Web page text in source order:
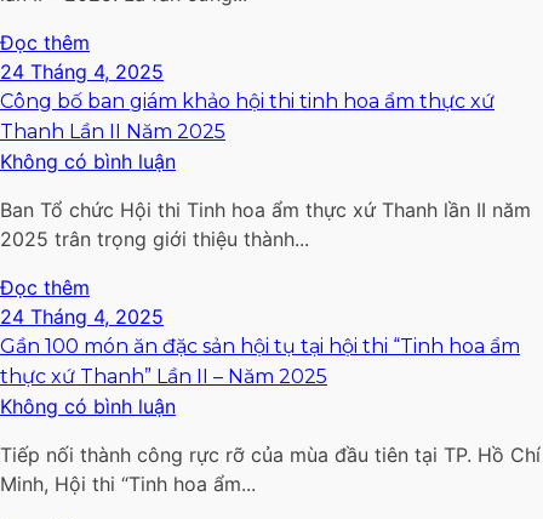
Đọc thêm
24 Tháng 4, 2025
Công bố ban giám khảo hội thi tinh hoa ẩm thực xứ
Thanh Lần II Năm 2025
Không có bình luận
Ban Tổ chức Hội thi Tinh hoa ẩm thực xứ Thanh lần II năm
2025 trân trọng giới thiệu thành...
Đọc thêm
24 Tháng 4, 2025
Gần 100 món ăn đặc sản hội tụ tại hội thi “Tinh hoa ẩm
thực xứ Thanh” Lần II – Năm 2025
Không có bình luận
Tiếp nối thành công rực rỡ của mùa đầu tiên tại TP. Hồ Chí
Minh, Hội thi “Tinh hoa ẩm...